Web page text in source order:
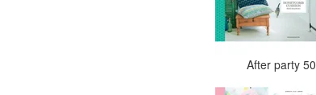
After party 50